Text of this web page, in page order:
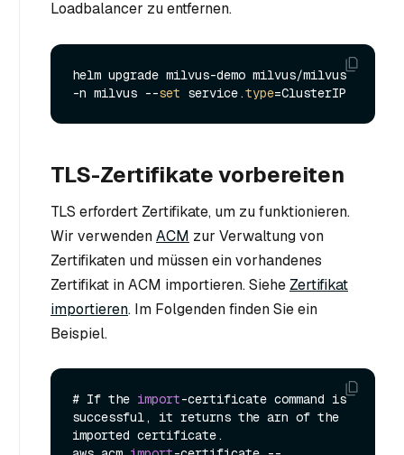
Loadbalancer zu entfernen.
helm upgrade milvus-demo milvus/milvus
-n milvus --set service.type
TLS-Zertifikate vorbereiten
TLS erfordert Zertifikate, um zu funktionieren.
Wir verwendenACM zur Verwaltung von
Zertifikaten und müssen ein vorhandenes
Zertifikat in ACM importieren. Siehe Zertifikat
importieren. Im Folgenden finden Sie ein
Beispiel.
# If the import-certificate command is
successful, it returns the arn of the
imported certificate.